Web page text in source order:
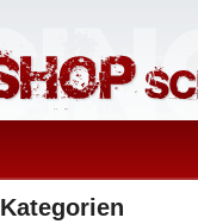
Kategorien